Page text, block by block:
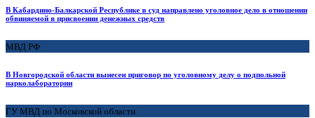
В Кабардино-Балкарской Республике в суд направлено уголовное дело в отношении
обвиняемой в присвоении денежных средств
МВД РФ
В Новгородской области вынесен приговор по уголовному делу о подпольной
нарколаборатории
ГУ МВД по Московской области